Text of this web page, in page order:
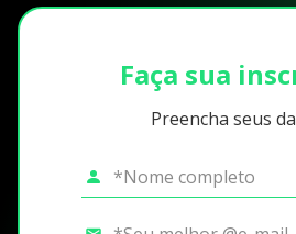
Faça sua
Preencha seus